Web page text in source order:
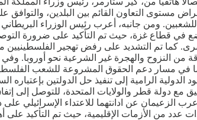
مستوى التعاون القائم بين البلدين،
ومن جانبه، أعرب رئيس الوزراء
في قطاع غزة، حيث تم التأكيد على ضرورة
كما تم التشديد على رفض تهجير
النزوح والهجرة غير الشرعية نحو أوروبا. وفي
الدولية الرامية إلى تنفيذ حل الدولتين
مع دولة قطر والولايات المتحدة، للتوصل إلى
الزعيمان عن ادانتهما للاعتداء الإسرائيلي
عدد من الأزمات الإقليمية، حيث تم التأكيد